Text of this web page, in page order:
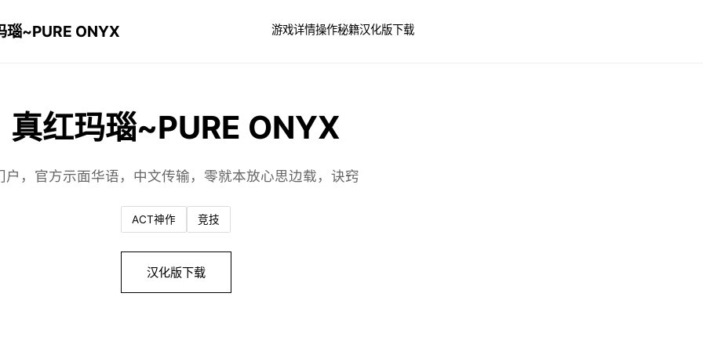
瑙~PURE ONYX 游戏详情操作秘籍汉化版下载
真红玛瑙~PURE ONYX
户，官方示面华语，中文传输，零就本放心思边载，诀窍
ACT神作 竞技
汉化版下载